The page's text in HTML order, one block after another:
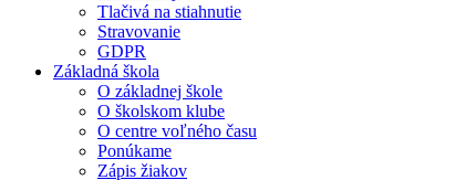
Tlačivá na stiahnutie
Stravovanie
GDPR
Základná škola
O základnej škole
O školskom klube
O centre voľného času
Ponúkame
Zápis žiakov